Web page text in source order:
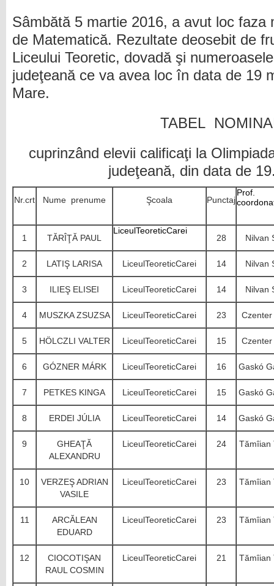
Sâmbătă 5 martie 2016, a avut loc faza
de Matematică. Rezultate deosebit de
Liceului Teoretic, dovadă şi
judeţeană ce va avea loc în data de 19
Mare.
TABEL
cuprinzând elevii calificaţi la
judeţeană, din data de
Nr.crt Nume prenume Şcoala Punctaj
Prof.
1 TĂRÎŢĂ PAUL
LiceulTeoreticCarei
28 Nilvan
2 LATIŞ LARISA LiceulTeoreticCarei 14 Nilvan
3 ILIEŞ ELISEI LiceulTeoreticCarei 14 Nilvan
4 MUSZKA ZSUZSA LiceulTeoreticCarei 23 Czenter
5 HÖLCZLI VALTER LiceulTeoreticCarei 15 Czenter
6 GÓZNER MÁRK LiceulTeoreticCarei 16 Gaskó
7 PETKES KINGA LiceulTeoreticCarei 15 Gaskó
8 ERDEI JÚLIA LiceulTeoreticCarei 14 Gaskó
9
GHEAŢĂ
ALEXANDRU
LiceulTeoreticCarei 24 Tămîian
10
VERZEŞ ADRIAN
VASILE
LiceulTeoreticCarei 23 Tămîian
11
ARCĂLEAN
EDUARD
LiceulTeoreticCarei 23 Tămîian
12
CIOCOTIŞAN
RAUL COSMIN
LiceulTeoreticCarei 21 Tămîian